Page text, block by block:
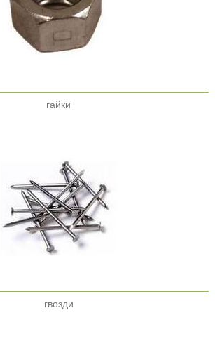
гайки
гвозди